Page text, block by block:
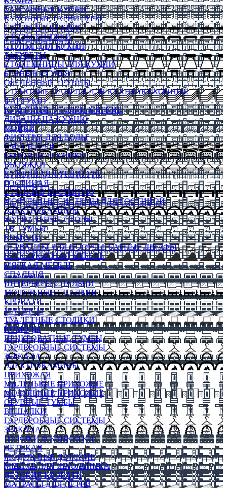
МОДУЛЬНЫЕ КУХНИ
КУХОННЫЕ ГАРНИТУРЫ
СТОЛЫ НА КУХНЮ
СТОЛЫ КНИЖКИ
СТУЛЬЯ ДЛЯ КУХНИ
ТАБУРЕТЫ
СТОЛЕШНИЦЫ ДЛЯ КУХНИ
БАРНЫЕ СТУЛЬЯ
ОБЕДЕННЫЕ ГРУППЫ
СТЕНОВЫЕ ПАНЕЛИ ДЛЯ КУХНИ (КУХОННЫЕ
ФАРТУКИ)
КУХОННЫЕ УГОЛКИ МЯГКИЕ
ДИВАНЫ НА КУХНЮ
МОЙКИ
ФИЛЬТРЫ ДЛЯ ВОДЫ
СМЕСИТЕЛИ
БЫТОВАЯ ТЕХНИКА
ВЫТЯЖКИ
КУХОННАЯ ФУРНИТУРА
ГОСТИНАЯ
СТЕНКИ В ГОСТИНУЮ
МОДУЛЬНЫЕ СИСТЕМЫ ДЛЯ ГОСТИНОЙ
ЭЛЕКТРОКАМИНЫ
ЖУРНАЛЬНЫЕ СТОЛЫ
ТВ ТУМБЫ
КОМОДЫ
СЕРВАНТЫ ДЛЯ ПОСУДЫ, БАРНЫЕ ШКАФЫ
БЕСКАРКАСНАЯ МЕБЕЛЬ
МЯГКАЯ МЕБЕЛЬ
СПАЛЬНЯ
ИНТЕРЬЕРЫ СПАЛЬНИ
МОДУЛЬНЫЕ СПАЛЬНИ
КРОВАТИ
МАТРАСЫ
ТУАЛЕТНЫЕ СТОЛИКИ
КОМОДЫ
ПРИКРОВАТНЫЕ ТУМБЫ
ГАРДЕРОБНЫЕ СИСТЕМЫ
ЗЕРКАЛА
ЭЛЕКТРОКАМИНЫ
ПРИХОЖАЯ
МАЛЕНЬКИЕ ПРИХОЖИЕ
МОДУЛЬНЫЕ ПРИХОЖИЕ
ОБУВНЫЕ ТУМБЫ
ВЕШАЛКИ
ГАРДЕРОБНЫЕ СИСТЕМЫ
ЗЕРКАЛА
ПУФИКИ И БАНКЕТКИ
ДЕТСКАЯ
МОДУЛЬНЫЕ ДЕТСКИЕ
МЕБЕЛЬ ДЛЯ ШКОЛЬНИКА
ДЕТСКИЕ КРОВАТИ
МАТРАСЫ ДЛЯ ДЕТЕЙ